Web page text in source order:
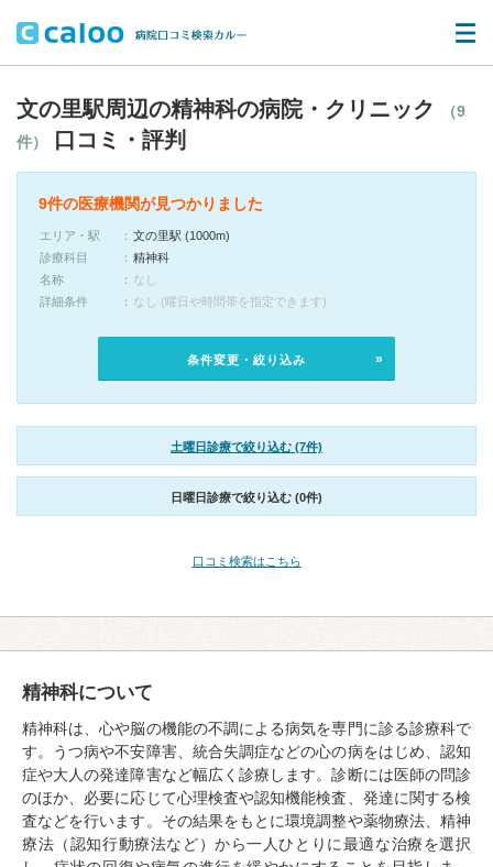
文の里駅周辺の精神科の病院・クリニック
（9
件）
口コミ・評判
9件の医療機関が見つかりました
エリア・駅
文の里駅 (1000m)
診療科目
精神科
名称
なし
詳細条件
なし (曜日や時間帯を指定できます)
条件変更・絞り込み
土曜日診療で絞り込む (7件)
日曜日診療で絞り込む (0件)
口コミ検索はこちら
精神科について
精神科は、心や脳の機能の不調による病気を専門に診る診療科で
す。うつ病や不安障害、統合失調症などの心の病をはじめ、認知
症や大人の発達障害など幅広く診療します。診断には医師の問診
のほか、必要に応じて心理検査や認知機能検査、発達に関する検
査などを行います。その結果をもとに環境調整や薬物療法、精神
療法（認知行動療法など）から一人ひとりに最適な治療を選択